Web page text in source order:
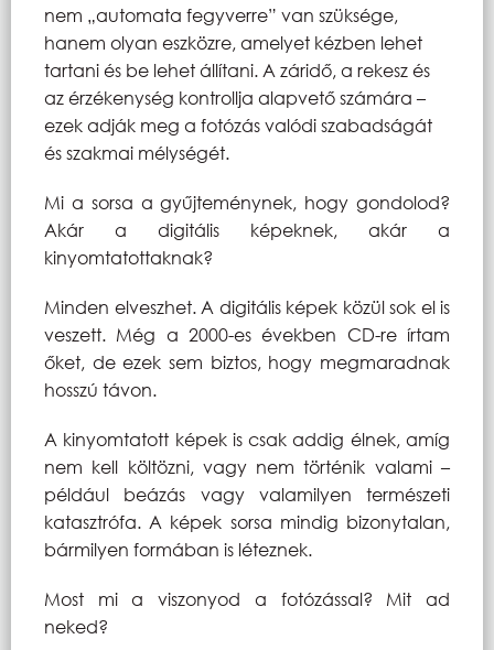
nem „automata fegyverre” van szüksége,
hanem olyan eszközre, amelyet kézben lehet
tartani és be lehet állítani. A záridő, a rekesz és
az érzékenység kontrollja alapvető számára –
ezek adják meg a fotózás valódi szabadságát
és szakmai mélységét.
Mi a sorsa a gyűjteménynek, hogy gondolod?
Akár a digitális képeknek, akár a
kinyomtatottaknak?
Minden elveszhet. A digitális képek közül sok el is
veszett. Még a 2000-es években CD-re írtam
őket, de ezek sem biztos, hogy megmaradnak
hosszú távon.
A kinyomtatott képek is csak addig élnek, amíg
nem kell költözni, vagy nem történik valami –
például beázás vagy valamilyen természeti
katasztrófa. A képek sorsa mindig bizonytalan,
bármilyen formában is léteznek.
Most mi a viszonyod a fotózással? Mit ad
neked?